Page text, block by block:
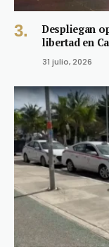
Despliegan
libertad en
31 julio, 2026